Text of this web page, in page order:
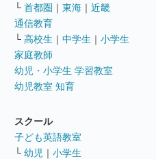
└ 首都圏 ｜ 東海 ｜ 近畿
通信教育
└ 高校生 ｜ 中学生 ｜ 小学生
家庭教師
幼児・小学生 学習教室
幼児教室 知育
スクール
子ども英語教室
└ 幼児 ｜ 小学生